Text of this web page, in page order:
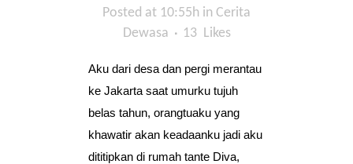
Posted at 10:55h in Cerita
Dewasa
13 Likes
Aku dari desa dan pergi merantau
ke Jakarta saat umurku tujuh
belas tahun, orangtuaku yang
khawatir akan keadaanku jadi aku
dititipkan di rumah tante Diva,